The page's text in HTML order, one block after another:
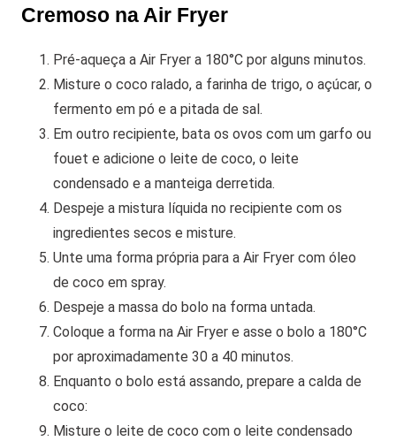
Cremoso na Air Fryer
Pré-aqueça a Air Fryer a 180°C por alguns minutos.
Misture o coco ralado, a farinha de trigo, o açúcar, o
fermento em pó e a pitada de sal.
Em outro recipiente, bata os ovos com um garfo ou
fouet e adicione o leite de coco, o leite
condensado e a manteiga derretida.
Despeje a mistura líquida no recipiente com os
ingredientes secos e misture.
Unte uma forma própria para a Air Fryer com óleo
de coco em spray.
Despeje a massa do bolo na forma untada.
Coloque a forma na Air Fryer e asse o bolo a 180°C
por aproximadamente 30 a 40 minutos.
Enquanto o bolo está assando, prepare a calda de
coco:
Misture o leite de coco com o leite condensado